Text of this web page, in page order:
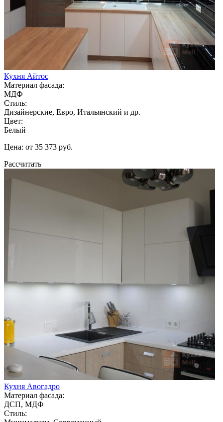
Кухня Айтос
Материал фасада:
МДФ
Стиль:
Дизайнерские, Евро, Итальянский и др.
Цвет:
Белый
Цена: от 35 373 руб.
Рассчитать
Кухня Авогадро
Материал фасада:
ДСП, МДФ
Стиль: